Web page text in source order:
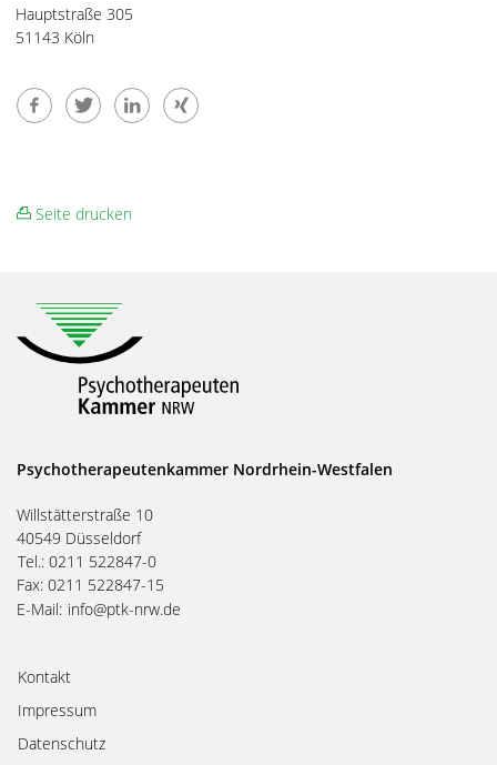
Hauptstraße 305
51143 Köln
Seite drucken
Psychotherapeutenkammer Nordrhein-Westfalen
Willstätterstraße 10
40549 Düsseldorf
Tel.: 0211 522847-0
Fax: 0211 522847-15
E-Mail: info@ptk-nrw.de
Kontakt
Impressum
Datenschutz